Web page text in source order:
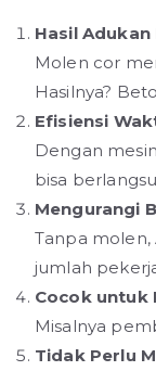
Hasil
Molen cor
Hasilnya?
Efisiensi
Dengan
bisa
Mengurangi
Tanpa
jumlah
Cocok untuk
Misalnya
Tidak Perlu